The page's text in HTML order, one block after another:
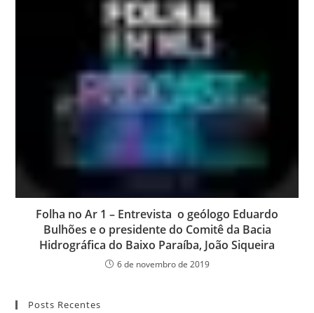
Folha no Ar 1 – Entrevista o geólogo Eduardo
Bulhões e o presidente do Comitê da Bacia
Hidrográfica do Baixo Paraíba, João Siqueira
6 de novembro de 2019
Posts Recentes